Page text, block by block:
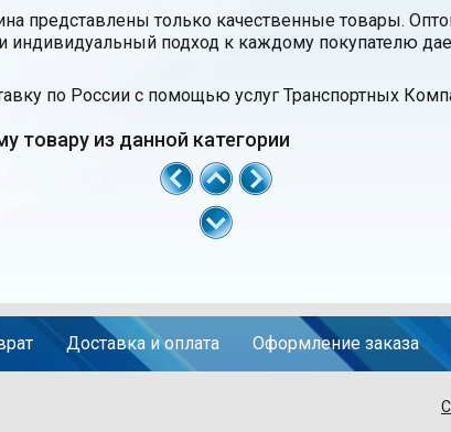
представлены только качественные товары.
индивидуальный подход к каждому покупателю
по России с помощью услуг Транспортных
товару из данной категории
Доставка и оплата Оформление заказа